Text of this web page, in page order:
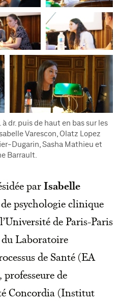
dr. puis de haut en bas sur les
Varescon, Olatz Lopez
Dugarin, Sasha Mathieu et
Barrault.
parIsabelle
psychologie clinique
de Paris-Paris
du Laboratoire
de Santé (EA
, professeure de
Concordia (Institut